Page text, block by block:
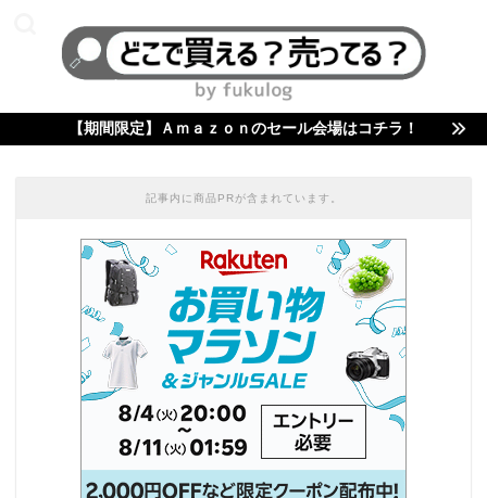
【期間限定】Ａｍａｚｏｎのセール会場はコチラ！
記事内に商品PRが含まれています。